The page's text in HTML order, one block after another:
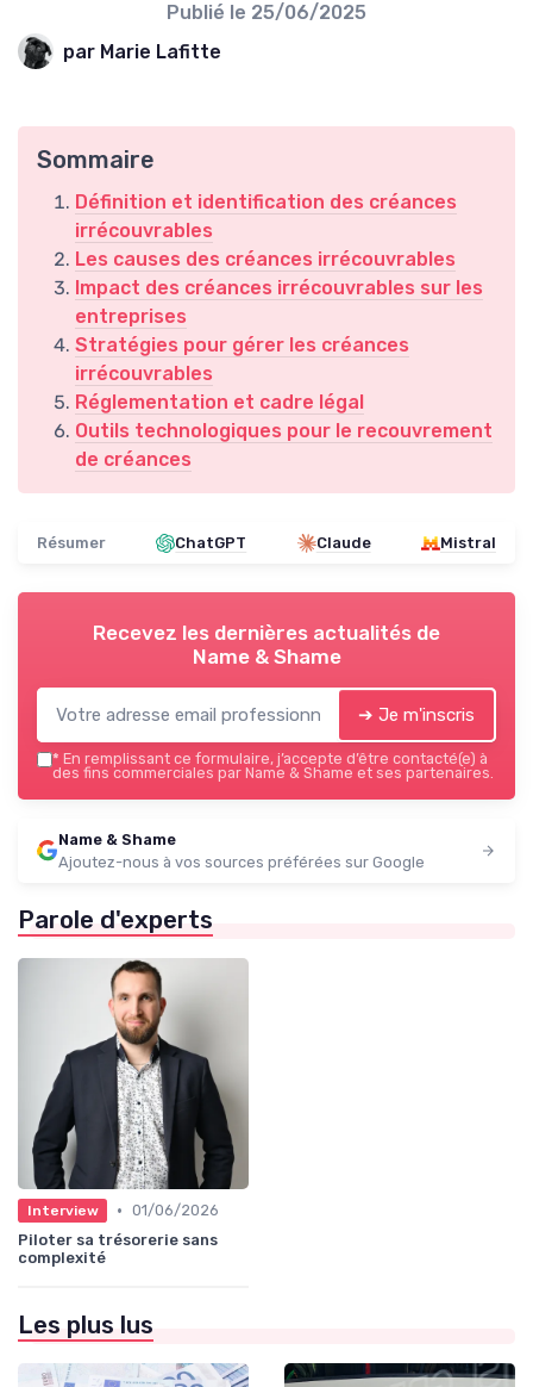
Publié le 25/06/2025
par Marie Lafitte
Sommaire
Définition et identification des créances
irrécouvrables
Les causes des créances irrécouvrables
Impact des créances irrécouvrables sur les
entreprises
Stratégies pour gérer les créances
irrécouvrables
Réglementation et cadre légal
Outils technologiques pour le recouvrement
de créances
Résumer ChatGPT Claude Mistral
Recevez les dernières actualités de
Name & Shame
➔ Je m'inscris
* En remplissant ce formulaire, j’accepte d’être contacté(e) à
des fins commerciales par Name & Shame et ses partenaires.
Name & Shame
Ajoutez-nous à vos sources préférées sur Google
Parole d'experts
Interview • 01/06/2026
Piloter sa trésorerie sans
complexité
Les plus lus